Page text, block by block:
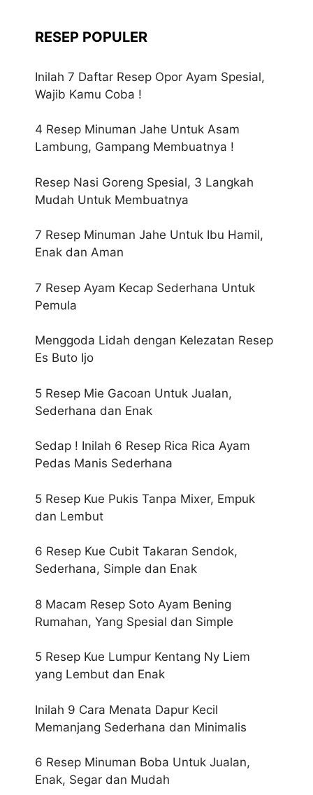
RESEP POPULER
Inilah 7 Daftar Resep Opor Ayam Spesial,
Wajib Kamu Coba !
4 Resep Minuman Jahe Untuk Asam
Lambung, Gampang Membuatnya !
Resep Nasi Goreng Spesial, 3 Langkah
Mudah Untuk Membuatnya
7 Resep Minuman Jahe Untuk Ibu Hamil,
Enak dan Aman
7 Resep Ayam Kecap Sederhana Untuk
Pemula
Menggoda Lidah dengan Kelezatan Resep
Es Buto Ijo
5 Resep Mie Gacoan Untuk Jualan,
Sederhana dan Enak
Sedap ! Inilah 6 Resep Rica Rica Ayam
Pedas Manis Sederhana
5 Resep Kue Pukis Tanpa Mixer, Empuk
dan Lembut
6 Resep Kue Cubit Takaran Sendok,
Sederhana, Simple dan Enak
8 Macam Resep Soto Ayam Bening
Rumahan, Yang Spesial dan Simple
5 Resep Kue Lumpur Kentang Ny Liem
yang Lembut dan Enak
Inilah 9 Cara Menata Dapur Kecil
Memanjang Sederhana dan Minimalis
6 Resep Minuman Boba Untuk Jualan,
Enak, Segar dan Mudah